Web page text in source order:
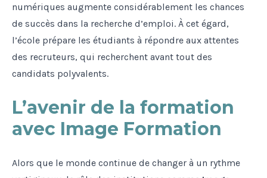
numériques augmente considérablement les chances
de succès dans la recherche d’emploi. À cet égard,
l’école prépare les étudiants à répondre aux attentes
des recruteurs, qui recherchent avant tout des
candidats polyvalents.
L’avenir de la formation
avec Image Formation
Alors que le monde continue de changer à un rythme